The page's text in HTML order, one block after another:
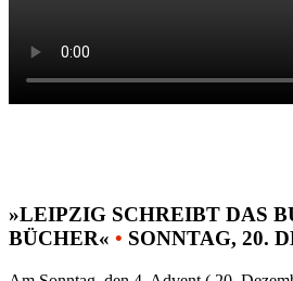
»LEIPZIG SCHREIBT DAS
BÜCHER« • SONNTAG, 20.